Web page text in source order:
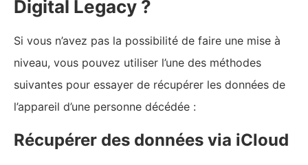
Digital Legacy ?
Si vous n’avez pas la possibilité de faire une mise à
niveau, vous pouvez utiliser l’une des méthodes
suivantes pour essayer de récupérer les données de
l’appareil d’une personne décédée :
Récupérer des données via iCloud